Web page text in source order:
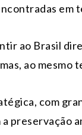
em
ao Brasil
ao
com
preservação